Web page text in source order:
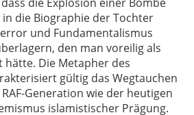
die Biographie der Tochter
und Fundamentalismus
den man voreilig als
hätte. Die Metapher des
gültig das Wegtauchen
Generation wie der heutigen
islamistischer Prägung.